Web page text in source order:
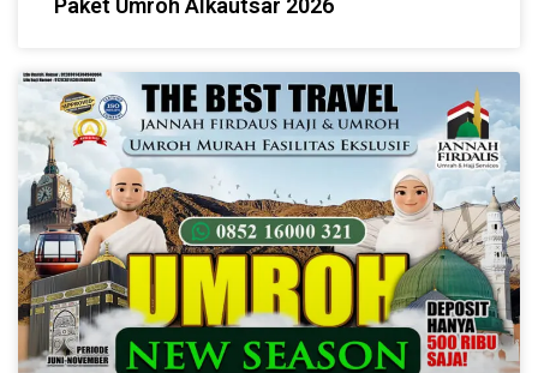
Paket Umroh Alkautsar 2026